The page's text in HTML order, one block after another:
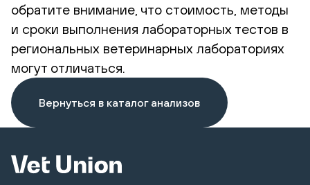
обратите внимание, что стоимость, методы
и сроки выполнения лабораторных тестов в
региональных ветеринарных лабораториях
могут отличаться.
Вернуться в каталог анализов